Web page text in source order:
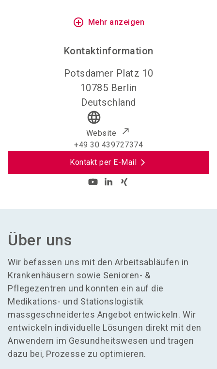
add_circle_outline Mehr anzeigen
Kontaktinformation
Potsdamer Platz 10
10785 Berlin
Deutschland
language
Website
+49 30 439727374
Kontakt per E-Mail
Über uns
Wir befassen uns mit den Arbeitsabläufen in
Krankenhäusern sowie Senioren- &
Pflegezentren und konnten ein auf die
Medikations- und Stationslogistik
massgeschneidertes Angebot entwickeln. Wir
entwickeln individuelle Lösungen direkt mit den
Anwendern im Gesundheitswesen und tragen
dazu bei, Prozesse zu optimieren.